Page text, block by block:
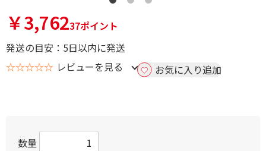
￥3,76237ポイント
発送の目安：5日以内に発送
☆☆☆☆☆ レビューを見る お気に入り追加
数量